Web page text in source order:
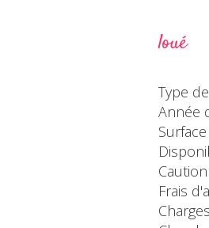
loué
Type
Année
Surface
Caution
Frais
Charges